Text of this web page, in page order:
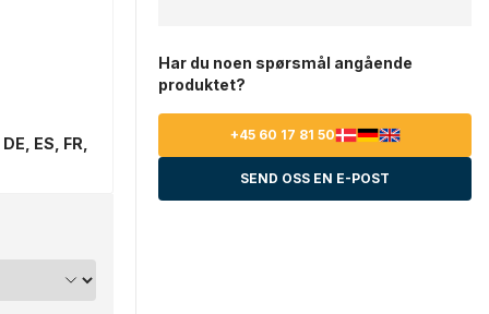
ES, FR,
Har du noen spørsmål angående
produktet?
+45 60 17 81 50
SEND OSS EN E-POST